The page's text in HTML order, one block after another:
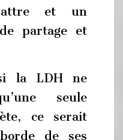
et un
partage et
la LDH ne
seule
ce serait
de ses